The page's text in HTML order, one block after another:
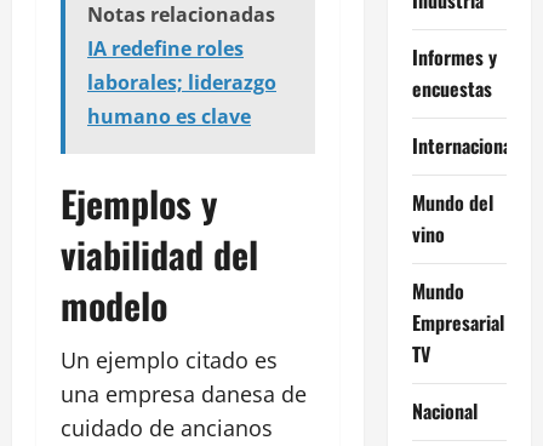
Notas relacionadas
IA redefine roles
laborales; liderazgo
humano es clave
Ejemplos y
viabilidad del
modelo
Un ejemplo citado es
una empresa danesa de
cuidado de ancianos
Informes y
encuestas
Internacional
Mundo del
vino
Mundo
Empresarial
TV
Nacional